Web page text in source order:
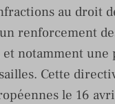
au droit
renforcement
et notamment
Cette
le 16